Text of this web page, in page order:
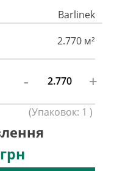
Barlinek
2.770 м²
- +
(Упаковок: 1 )